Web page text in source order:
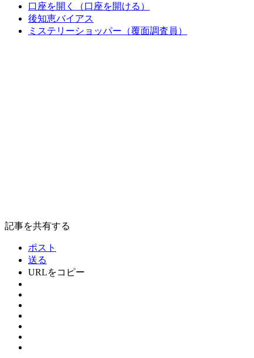
口座を開く（口座を開ける）
後知恵バイアス
ミステリーショッパー（覆面調査員）
記事を共有する
ポスト
送る
URLをコピー